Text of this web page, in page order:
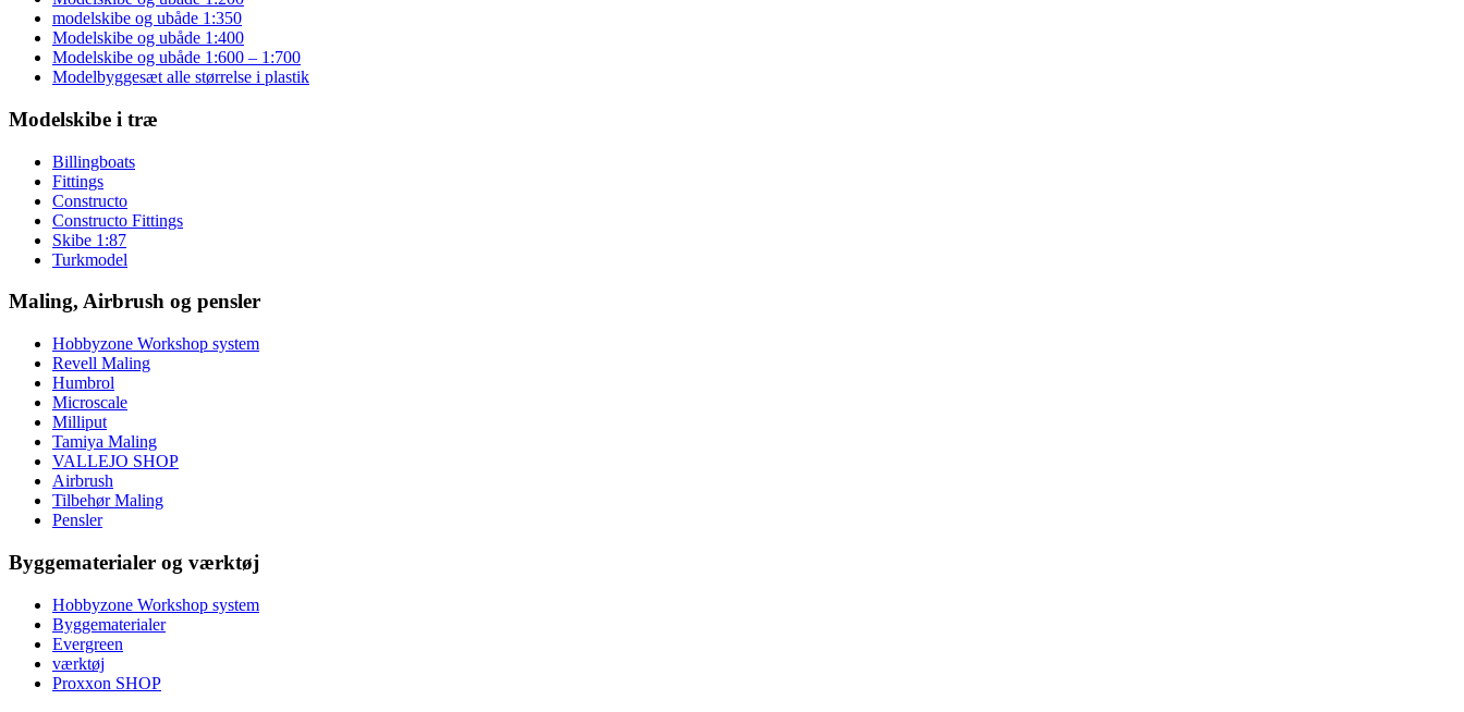
modelskibe og ubåde 1:350
Modelskibe og ubåde 1:400
Modelskibe og ubåde 1:600 – 1:700
Modelbyggesæt alle størrelse i plastik
Modelskibe i træ
Billingboats
Fittings
Constructo
Constructo Fittings
Skibe 1:87
Turkmodel
Maling, Airbrush og pensler
Hobbyzone Workshop system
Revell Maling
Humbrol
Microscale
Milliput
Tamiya Maling
VALLEJO SHOP
Airbrush
Tilbehør Maling
Pensler
Byggematerialer og værktøj
Hobbyzone Workshop system
Byggematerialer
Evergreen
værktøj
Proxxon SHOP